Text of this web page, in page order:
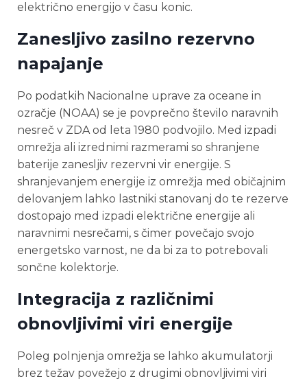
električno energijo v času konic.
Zanesljivo zasilno rezervno
napajanje
Po podatkih Nacionalne uprave za oceane in
ozračje (NOAA) se je povprečno število naravnih
nesreč v ZDA od leta 1980 podvojilo. Med izpadi
omrežja ali izrednimi razmerami so shranjene
baterije zanesljiv rezervni vir energije. S
shranjevanjem energije iz omrežja med običajnim
delovanjem lahko lastniki stanovanj do te rezerve
dostopajo med izpadi električne energije ali
naravnimi nesrečami, s čimer povečajo svojo
energetsko varnost, ne da bi za to potrebovali
sončne kolektorje.
Integracija z različnimi
obnovljivimi viri energije
Poleg polnjenja omrežja se lahko akumulatorji
brez težav povežejo z drugimi obnovljivimi viri